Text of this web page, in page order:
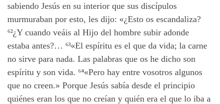
sabiendo Jesús en su interior que sus discípulos
murmuraban por esto, les dijo: «¿Esto os escandaliza?
⁶²¿Y cuando veáis al Hijo del hombre subir adonde
estaba antes?… ⁶³«El espíritu es el que da vida; la carne
no sirve para nada. Las palabras que os he dicho son
espíritu y son vida. ⁶⁴«Pero hay entre vosotros algunos
que no creen.» Porque Jesús sabía desde el principio
quiénes eran los que no creían y quién era el que lo iba a